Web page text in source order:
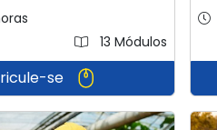
13 Módulos
se